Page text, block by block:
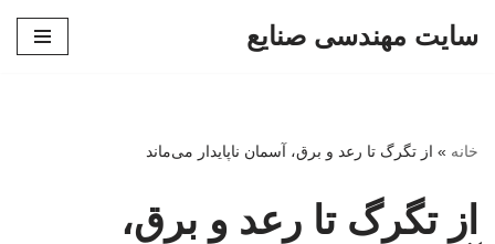
سایت مهندسی صنایع
خانه » از تگرگ تا رعد و برق، آسمان ناپایدار می‌ماند
از تگرگ تا رعد و برق،